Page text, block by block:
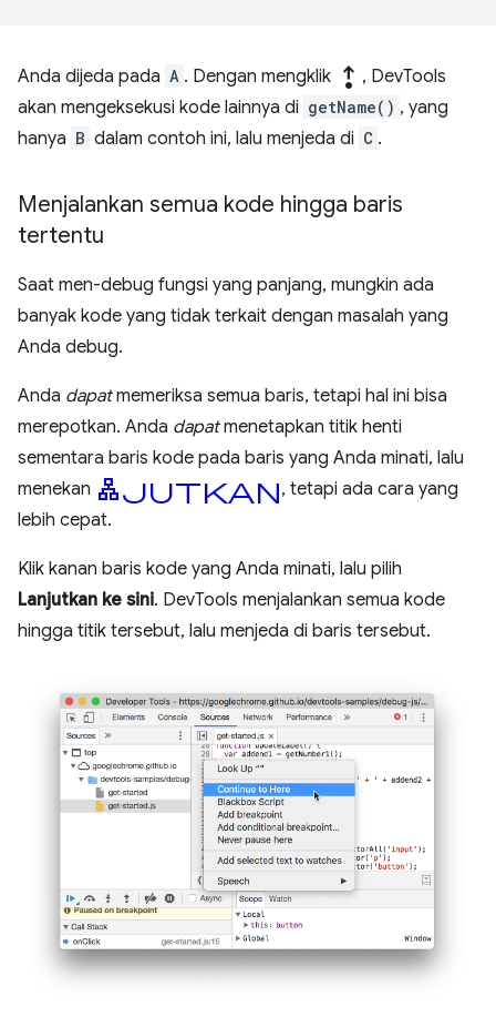
Anda dijeda pada A . Dengan mengklik step_out , DevTools
akan mengeksekusi kode lainnya di getName() , yang
hanya B dalam contoh ini, lalu menjeda di C .
Menjalankan semua kode hingga baris
tertentu
Saat men-debug fungsi yang panjang, mungkin ada
banyak kode yang tidak terkait dengan masalah yang
Anda debug.
Anda dapatmemeriksa semua baris, tetapi hal ini bisa
merepotkan. Anda dapatmenetapkan titik henti
sementara baris kode pada baris yang Anda minati, lalu
menekan lanjutkan, tetapi ada cara yang
lebih cepat.
Klik kanan baris kode yang Anda minati, lalu pilih
Lanjutkan ke sini. DevTools menjalankan semua kode
hingga titik tersebut, lalu menjeda di baris tersebut.